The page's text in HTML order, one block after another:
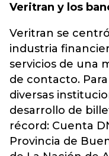
Veritran y los
Veritran se
industria
servicios de una
de contacto.
diversas
desarrollo de
récord: Cuenta
Provincia de